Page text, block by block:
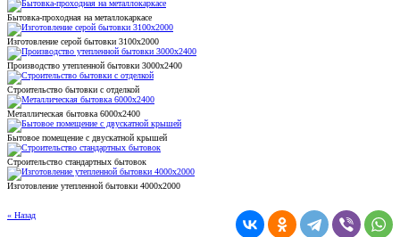
Бытовка-проходная на металлокаркасе
Изготовление серой бытовки 3100x2000
Производство утепленной бытовки 3000х2400
Строительство бытовки с отделкой
Металлическая бытовка 6000х2400
Бытовое помещение с двускатной крышей
Строительство стандартных бытовок
Изготовление утепленной бытовки 4000х2000
« Назад